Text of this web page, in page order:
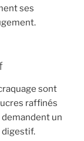
ses
sont
raffinés
un